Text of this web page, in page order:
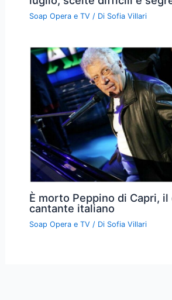
Soap Opera e TV / Di Sofia Villari
È morto Peppino di Capri, il
cantante italiano
Soap Opera e TV / Di Sofia Villari